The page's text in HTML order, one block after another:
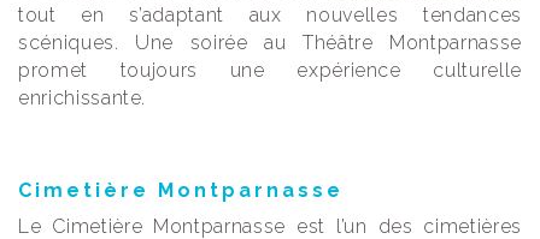
tout en s’adaptant aux nouvelles tendances
scéniques. Une soirée au Théâtre Montparnasse
promet toujours une expérience culturelle
enrichissante.
Cimetière Montparnasse
Le Cimetière Montparnasse est l’un des cimetières